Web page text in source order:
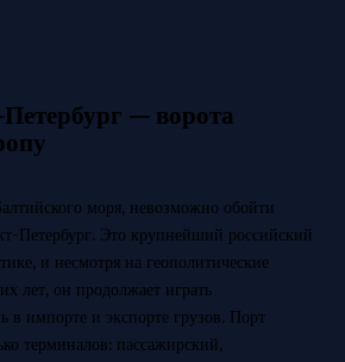
— ворота
моря, невозможно обойти
Петербург. Это крупнейший российский
и несмотря на геополитические
лет, он продолжает играть
в импорте и экспорте грузов. Порт
терминалов: пассажирский,